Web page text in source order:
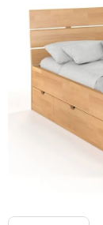
hvězdiček.